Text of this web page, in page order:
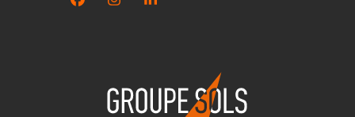
FacebookInstagramLinkedIn